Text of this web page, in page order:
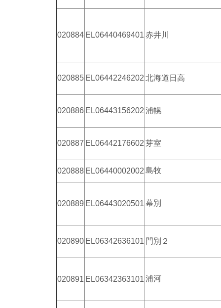
020884 EL06440469401 赤井川
020885 EL06442246202 北海道日高
020886 EL06443156202 浦幌
020887 EL06442176602 芽室
020888 EL06440002002 島牧
020889 EL06443020501 幕別
020890 EL06342636101 門別２
020891 EL06342363101 浦河